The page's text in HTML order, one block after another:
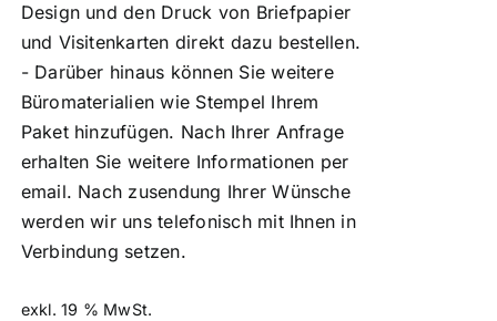
Design und den Druck von Briefpapier
und Visitenkarten direkt dazu bestellen.
- Darüber hinaus können Sie weitere
Büromaterialien wie Stempel Ihrem
Paket hinzufügen. Nach Ihrer Anfrage
erhalten Sie weitere Informationen per
email. Nach zusendung Ihrer Wünsche
werden wir uns telefonisch mit Ihnen in
Verbindung setzen.
exkl. 19 % MwSt.